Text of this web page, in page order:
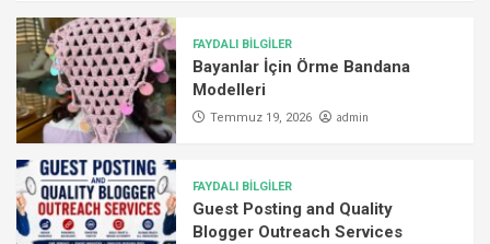
FAYDALI BİLGİLER
Bayanlar İçin Örme Bandana
Modelleri
Temmuz 19, 2026 admin
FAYDALI BİLGİLER
Guest Posting and Quality
Blogger Outreach Services